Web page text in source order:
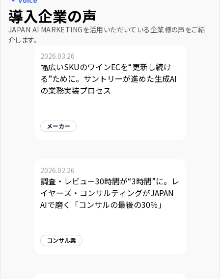
導入企業の声
JAPAN AI MARKETINGを活用いただいている企業様の声をご紹
介します。
2026.03.26
幅広いSKUのワインECを“更新し続け
る”ために。サントリーが進めた生成AI
の業務実装プロセス
メーカー
2026.02.26
調査・レビュー30時間が“3時間”に。レ
イヤーズ・コンサルティングがJAPAN
AIで磨く「コンサルの最後の30％」
コンサル業